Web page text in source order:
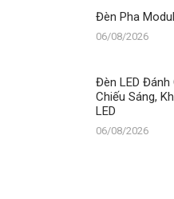
Đèn Pha
06/08/2026
Đèn LED Đánh
Chiếu Sáng,
LED
06/08/2026